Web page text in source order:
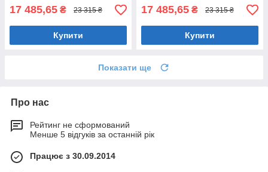
17 485,65 ₴ 23 315 ₴
Купити
17 485,65 ₴ 23 315 ₴
Купити
Показати ще
Про нас
Рейтинг не сформований
Менше 5 відгуків за останній рік
Працює з 30.09.2014